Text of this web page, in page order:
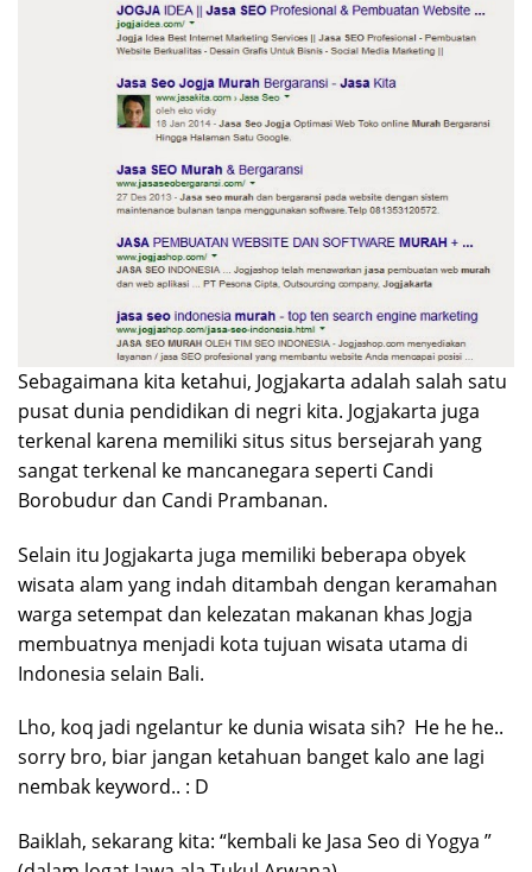
Sebagaimana kita ketahui, Jogjakarta adalah salah satu
pusat dunia pendidikan di negri kita. Jogjakarta juga
terkenal karena memiliki situs situs bersejarah yang
sangat terkenal ke mancanegara seperti Candi
Borobudur dan Candi Prambanan.
Selain itu Jogjakarta juga memiliki beberapa obyek
wisata alam yang indah ditambah dengan keramahan
warga setempat dan kelezatan makanan khas Jogja
membuatnya menjadi kota tujuan wisata utama di
Indonesia selain Bali.
Lho, koq jadi ngelantur ke dunia wisata sih? He he he..
sorry bro, biar jangan ketahuan banget kalo ane lagi
nembak keyword.. : D
Baiklah, sekarang kita: “kembali ke Jasa Seo di Yogya ”